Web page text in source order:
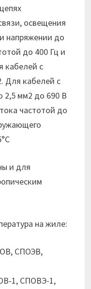
освещения
напряжении до
до 400 Гц и
кабелей с
Для кабелей с
2,5 мм2 до 690 В
частотой до
и для
на жиле:
СПОЭВ,
1, СПОВЭ-1,